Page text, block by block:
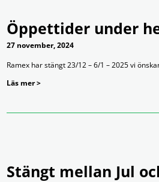
Öppettider under
27 november, 2024
Ramex har stängt 23/12 – 6/1 – 2025 vi
Läs mer >
Stängt mellan Jul